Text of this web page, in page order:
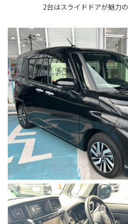
2台はスライドドアが魅力の